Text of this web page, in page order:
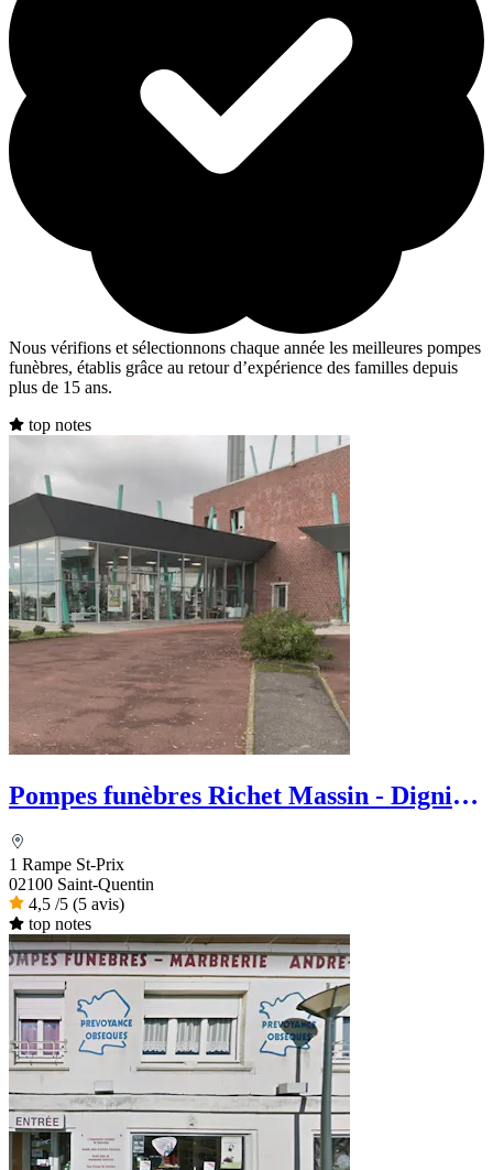
Nous vérifions et sélectionnons chaque année les meilleures pompes
funèbres, établis grâce au retour d’expérience des familles depuis
plus de 15 ans.
top notes
Pompes funèbres Richet Massin - Dignité
1 Rampe St-Prix
02100 Saint-Quentin
4,5 /5 (5 avis)
top notes